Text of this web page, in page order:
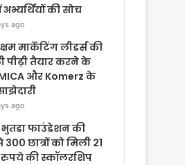
की सोच
ago
मार्केटिंग लीडर्स की
पीढ़ी तैयार करने के
और Komerz के
ago
फाउंडेशन की
छात्रों को मिली 21
की स्कॉलरशिप